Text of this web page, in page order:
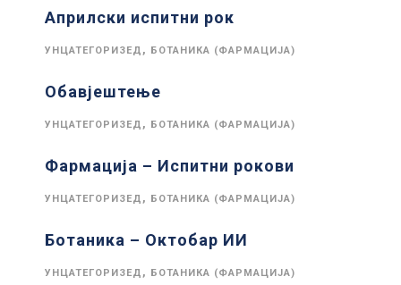
Априлски испитни рок
УНЦАТЕГОРИЗЕД , БОТАНИКА (ФАРМАЦИЈА)
Обавјештење
УНЦАТЕГОРИЗЕД , БОТАНИКА (ФАРМАЦИЈА)
Фармација – Испитни рокови
УНЦАТЕГОРИЗЕД , БОТАНИКА (ФАРМАЦИЈА)
Ботаника – Октобар ИИ
УНЦАТЕГОРИЗЕД , БОТАНИКА (ФАРМАЦИЈА)